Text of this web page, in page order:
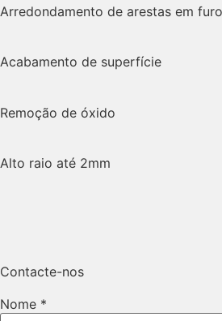
Arredondamento de arestas em
Acabamento de superfície
Remoção de óxido
Alto raio até 2mm
Contacte-nos
Nome *